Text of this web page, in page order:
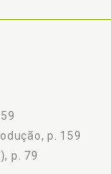
dos indicadores, p.
INDICADORES
p. 159
p. 79